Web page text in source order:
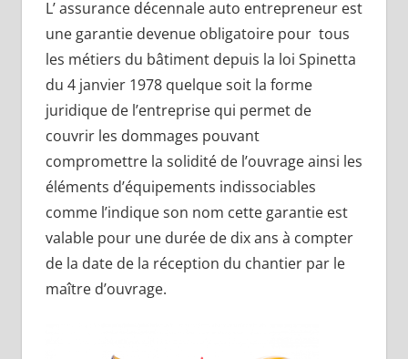
L’ assurance décennale auto entrepreneur est
une garantie devenue obligatoire pour tous
les métiers du bâtiment depuis la loi Spinetta
du 4 janvier 1978 quelque soit la forme
juridique de l’entreprise qui permet de
couvrir les dommages pouvant
compromettre la solidité de l’ouvrage ainsi les
éléments d’équipements indissociables
comme l’indique son nom cette garantie est
valable pour une durée de dix ans à compter
de la date de la réception du chantier par le
maître d’ouvrage.